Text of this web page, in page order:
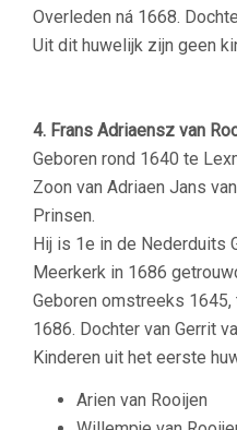
Overleden ná 1668.
Uit dit huwelijk zijn geen
4. Frans Adriaensz van
Geboren rond 1640 te
Zoon van Adriaen Jans
Prinsen.
Hij is 1e in de Nederduits
Meerkerk in 1686
Geboren omstreeks 1645,
1686. Dochter van Gerrit
Kinderen uit het eerste
Arien van